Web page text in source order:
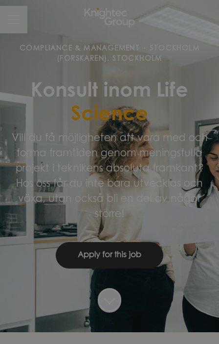
COMPLIANCE & MANAGEMENT
(FORSKAREN), STOCKHOLM
Konsult inom Life
Science
Vill du få möjligheten att vara med och
forma framtiden genom meningsfulla
projekt i teknikens absoluta framkant?
Hos oss får du inte bara utvecklas och
växa, utan också bli en del av något
större!
Apply for this job